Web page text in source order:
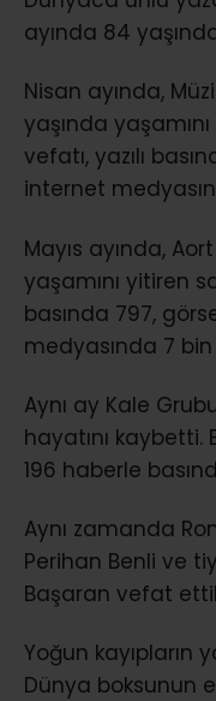
ayında 84
Nisan ayında,
yaşında
vefatı, yazılı
internet
Mayıs ayında,
yaşamını yitiren
basında 797,
medyasında 7
Aynı ay Kale
hayatını kaybetti.
196 haberle
Aynı zamanda
Perihan Benli ve
Başaran vefat
Yoğun kayıpların
Dünya boksunun